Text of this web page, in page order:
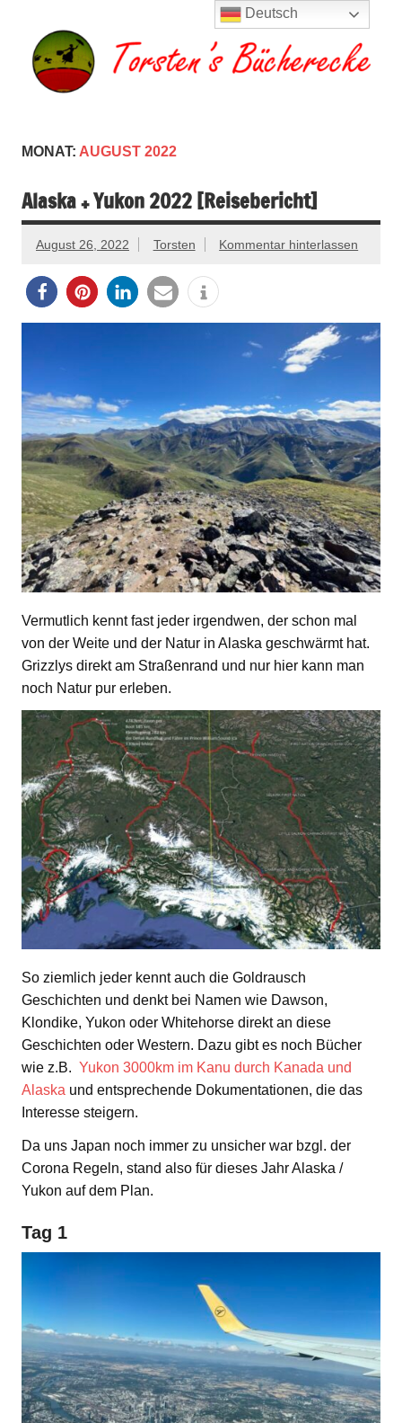
springen
MONAT: AUGUST 2022
Alaska + Yukon 2022 [Reisebericht]
August 26, 2022 Torsten Kommentar hinterlassen
Vermutlich kennt fast jeder irgendwen, der schon mal
von der Weite und der Natur in Alaska geschwärmt hat.
Grizzlys direkt am Straßenrand und nur hier kann man
noch Natur pur erleben.
So ziemlich jeder kennt auch die Goldrausch
Geschichten und denkt bei Namen wie Dawson,
Klondike, Yukon oder Whitehorse direkt an diese
Geschichten oder Western. Dazu gibt es noch Bücher
wie z.B. Yukon 3000km im Kanu durch Kanada und
Alaska und entsprechende Dokumentationen, die das
Interesse steigern.
Da uns Japan noch immer zu unsicher war bzgl. der
Corona Regeln, stand also für dieses Jahr Alaska /
Yukon auf dem Plan.
Tag 1
Deutsch